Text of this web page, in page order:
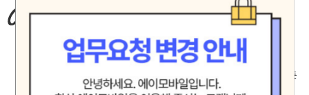
핵심가치Core Values
창의적 도전, 실패에 안주하지 않고 성공을 확신하는 자세로 최고에 도
전합니다.
고객중심, 고객의 입장에서 생각하고 배려하며 진심으로 소통합니다.
책임과 헌신, 신뢰 존중 배려가 깃든 마음으로 직원 제휴사 고객등 모든
인연을 소중히 여기며 공정하고 바르게 행동합니다.